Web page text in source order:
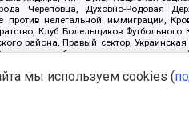
Череповца, Духовно-Родовая
нелегальной иммиграции,
Клуб Болельщиков
района, Правый сектор,
объединение
Божией Матери Державная, Сектор
Аят, Благотворительный пансионат
Сибирский державный союз, Фонд
мы используем cookies (